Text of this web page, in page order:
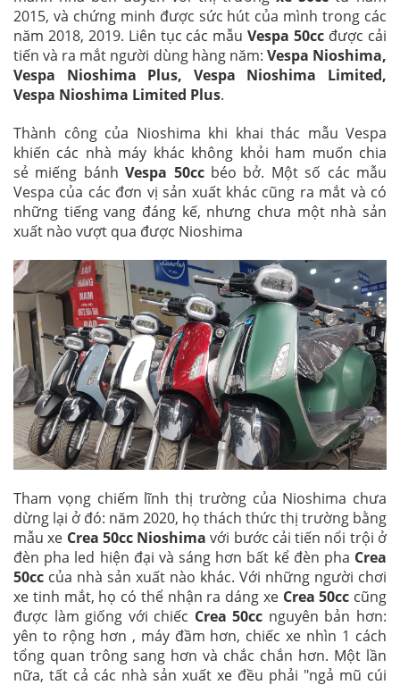
2015, và chứng minh được sức hút của mình trong các
năm 2018, 2019. Liên tục các mẫuVespa 50cc được cải
tiến và ra mắt người dùng hàng năm: Vespa Nioshima,
Vespa Nioshima Plus, Vespa Nioshima Limited,
Vespa Nioshima Limited Plus.
Thành công của Nioshima khi khai thác mẫu Vespa
khiến các nhà máy khác không khỏi ham muốn chia
sẻ miếng bánhVespa 50ccbéo bở. Một số các mẫu
Vespa của các đơn vị sản xuất khác cũng ra mắt và có
những tiếng vang đáng kế, nhưng chưa một nhà sản
xuất nào vượt qua được Nioshima
Tham vọng chiếm lĩnh thị trường của Nioshima chưa
dừng lại ở đó: năm 2020, họ thách thức thị trường bằng
mẫu xe Crea 50cc Nioshima với bước cải tiến nổi trội ở
đèn pha led hiện đại và sáng hơn bất kể đèn pha Crea
50cc của nhà sản xuất nào khác. Với những người chơi
xe tinh mắt, họ có thể nhận ra dáng xe Crea 50cc cũng
được làm giống với chiếc Crea 50cc nguyên bản hơn:
yên to rộng hơn , máy đầm hơn, chiếc xe nhìn 1 cách
tổng quan trông sang hơn và chắc chắn hơn. Một lần
nữa, tất cả các nhà sản xuất xe đều phải "ngả mũ cúi